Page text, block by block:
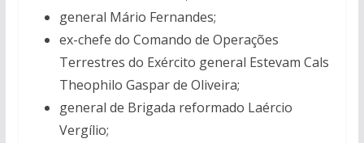
general Mário Fernandes;
ex-chefe do Comando de Operações
Terrestres do Exército general Estevam Cals
Theophilo Gaspar de Oliveira;
general de Brigada reformado Laércio
Vergílio;